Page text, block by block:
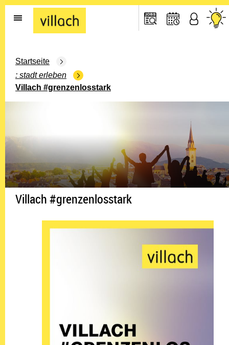
Gehe zur Startseite
Startseite
stadt erleben
Villach #grenzenlosstark
Villach #grenzenlosstark